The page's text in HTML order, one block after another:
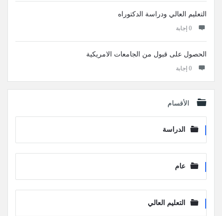
التعليم العالي ودراسة الدكتوراه
‫0 إجابة
الحصول على قبول من الجامعات الامريكية
‫0 إجابة
الأقسام
الدراسة
عام
التعليم العالي